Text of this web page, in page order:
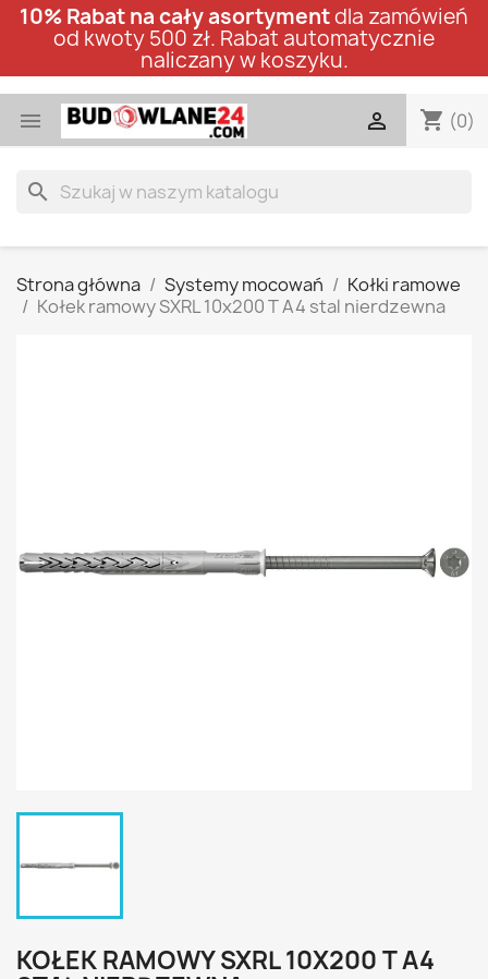
10% Rabat na cały asortymentdla zamówień
od kwoty 500 zł. Rabat automatycznie
naliczany w koszyku.
 shopping_cart (0)

search
Strona główna Systemy mocowań
Kołki ramowe
Kołek ramowy SXRL 10x200 T A4 stal nierdzewna
KOŁEK RAMOWY SXRL 10X200 T A4